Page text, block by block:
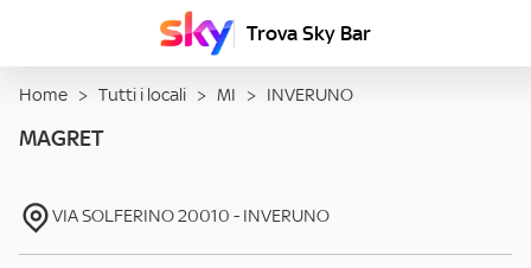
Trova Sky Bar
Home > Tutti i locali > MI > INVERUNO
MAGRET
VIA SOLFERINO20010 - INVERUNO